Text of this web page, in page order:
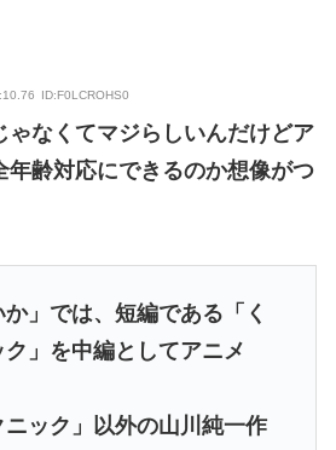
ID:F0LCROHS0
ゃなくてマジらしいんだけどア
年齢対応にできるのか想像がつ
か」では、短編である「く
」を中編としてアニメ
ニック」以外の山川純一作